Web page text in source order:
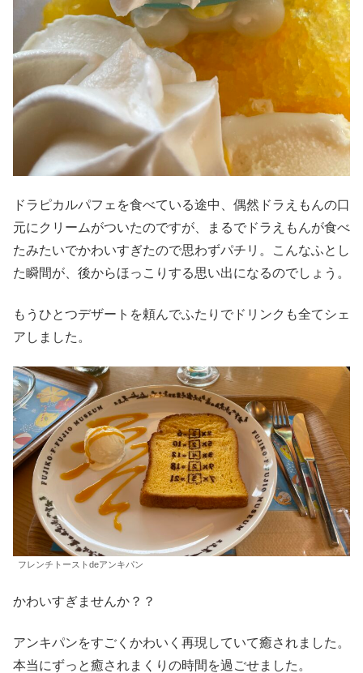
ドラピカルパフェを食べている途中、偶然ドラえもんの口
元にクリームがついたのですが、まるでドラえもんが食べ
たみたいでかわいすぎたので思わずパチリ。こんなふとし
た瞬間が、後からほっこりする思い出になるのでしょう。
もうひとつデザートを頼んでふたりでドリンクも全てシェ
アしました。
フレンチトーストdeアンキパン
かわいすぎませんか？？
アンキパンをすごくかわいく再現していて癒されました。
本当にずっと癒されまくりの時間を過ごせました。